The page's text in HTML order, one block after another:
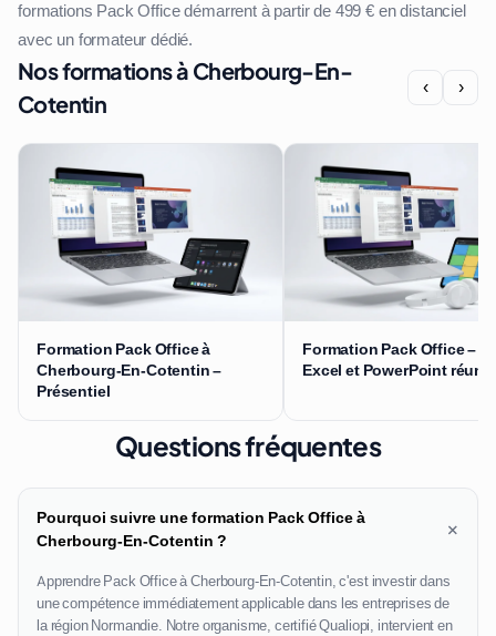
formations Pack Office démarrent à partir de 499 € en distanciel
avec un formateur dédié.
Nos formations à Cherbourg-En-
Cotentin
‹ ›
Formation Pack Office à
Cherbourg-En-Cotentin –
Présentiel
Formation Pack Office –
Excel et PowerPoint réunis
Questions fréquentes
Pourquoi suivre une formation Pack Office à
Cherbourg-En-Cotentin ?
+
Apprendre Pack Office à Cherbourg-En-Cotentin, c'est investir dans
une compétence immédiatement applicable dans les entreprises de
la région Normandie. Notre organisme, certifié Qualiopi, intervient en